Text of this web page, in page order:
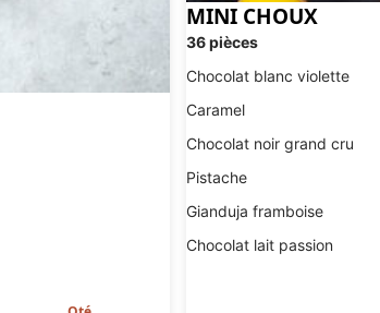
MINI CHOUX
36 pièces
Chocolat blanc violette
Caramel
Chocolat noir grand cru
Pistache
Gianduja framboise
Chocolat lait passion